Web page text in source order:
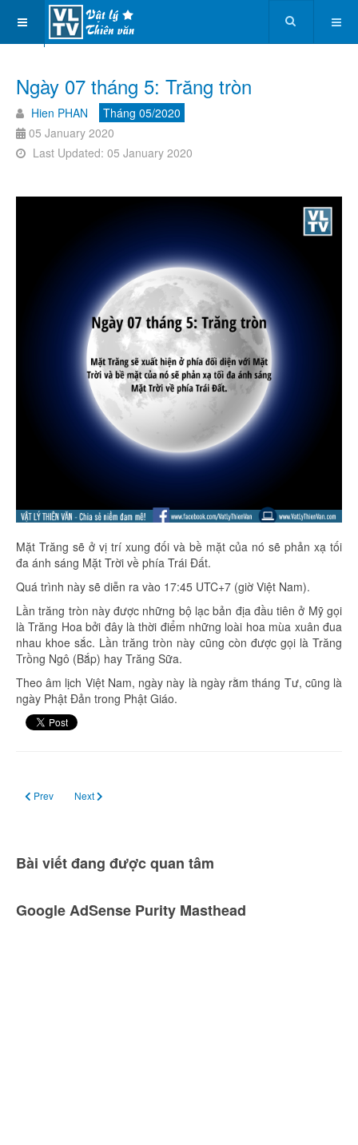
Ngày 07 tháng 5: Trăng tròn
Hien PHAN
Tháng 05/2020
05 January 2020
Last Updated: 05 January 2020
Mặt Trăng sẽ ở vị trí xung đối và bề mặt của nó sẽ phản xạ tối
đa ánh sáng Mặt Trời về phía Trái Đất.
Quá trình này sẽ diễn ra vào 17:45 UTC+7 (giờ Việt Nam).
Lần trăng tròn này được những bộ lạc bản địa đầu tiên ở Mỹ gọi
là Trăng Hoa bởi đây là thời điểm những loài hoa mùa xuân đua
nhau khoe sắc. Lần trăng tròn này cũng còn được gọi là Trăng
Trồng Ngô (Bắp) hay Trăng Sữa.
Theo âm lịch Việt Nam, ngày này là ngày rằm tháng Tư, cũng là
ngày Phật Đản trong Phật Giáo.
Previous article: Ngày 05, 06 tháng 5: Mưa sao băng Bảo Bình η (Eta
Prev Next article: Ngày 23 tháng 5: Trăng mới
Next
Bài viết đang được quan tâm
Google AdSense Purity Masthead